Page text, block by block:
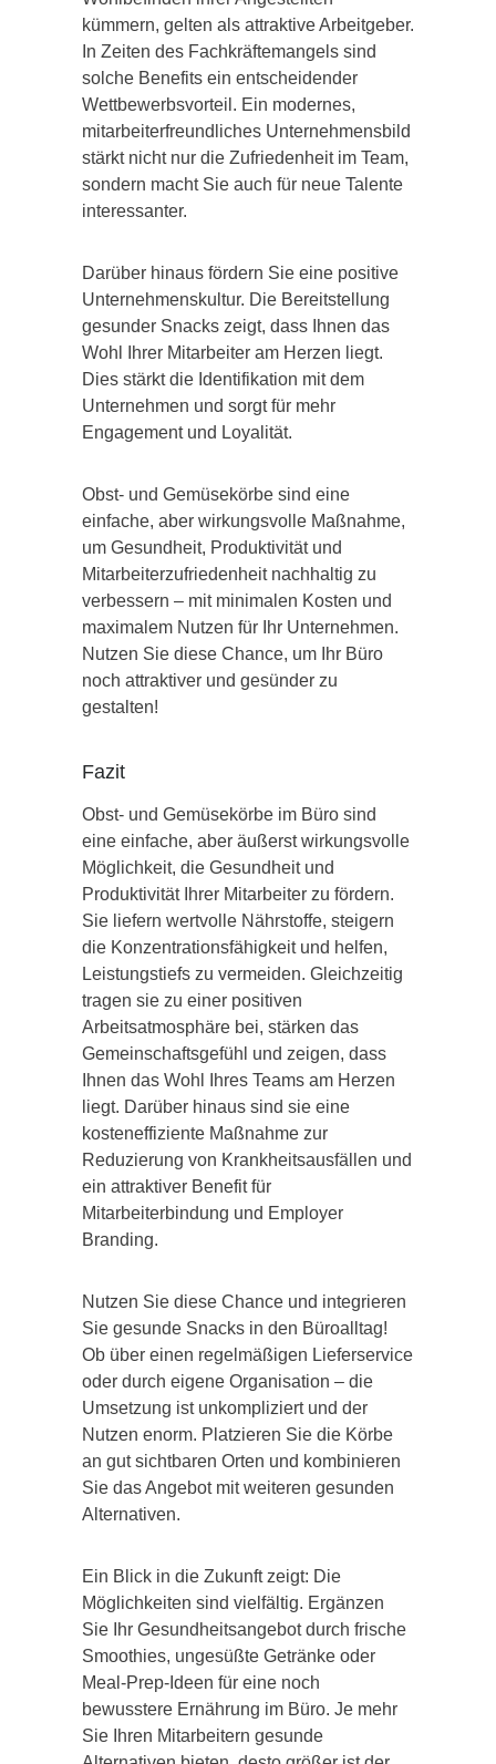
kümmern, gelten als attraktive Arbeitgeber.
In Zeiten des Fachkräftemangels sind
solche Benefits ein entscheidender
Wettbewerbsvorteil. Ein modernes,
mitarbeiterfreundliches Unternehmensbild
stärkt nicht nur die Zufriedenheit im Team,
sondern macht Sie auch für neue Talente
interessanter.
Darüber hinaus fördern Sie eine positive
Unternehmenskultur. Die Bereitstellung
gesunder Snacks zeigt, dass Ihnen das
Wohl Ihrer Mitarbeiter am Herzen liegt.
Dies stärkt die Identifikation mit dem
Unternehmen und sorgt für mehr
Engagement und Loyalität.
Obst- und Gemüsekörbe sind eine
einfache, aber wirkungsvolle Maßnahme,
um Gesundheit, Produktivität und
Mitarbeiterzufriedenheit nachhaltig zu
verbessern – mit minimalen Kosten und
maximalem Nutzen für Ihr Unternehmen.
Nutzen Sie diese Chance, um Ihr Büro
noch attraktiver und gesünder zu
gestalten!
Fazit
Obst- und Gemüsekörbe im Büro sind
eine einfache, aber äußerst wirkungsvolle
Möglichkeit, die Gesundheit und
Produktivität Ihrer Mitarbeiter zu fördern.
Sie liefern wertvolle Nährstoffe, steigern
die Konzentrationsfähigkeit und helfen,
Leistungstiefs zu vermeiden. Gleichzeitig
tragen sie zu einer positiven
Arbeitsatmosphäre bei, stärken das
Gemeinschaftsgefühl und zeigen, dass
Ihnen das Wohl Ihres Teams am Herzen
liegt. Darüber hinaus sind sie eine
kosteneffiziente Maßnahme zur
Reduzierung von Krankheitsausfällen und
ein attraktiver Benefit für
Mitarbeiterbindung und Employer
Branding.
Nutzen Sie diese Chance und integrieren
Sie gesunde Snacks in den Büroalltag!
Ob über einen regelmäßigen Lieferservice
oder durch eigene Organisation – die
Umsetzung ist unkompliziert und der
Nutzen enorm. Platzieren Sie die Körbe
an gut sichtbaren Orten und kombinieren
Sie das Angebot mit weiteren gesunden
Alternativen.
Ein Blick in die Zukunft zeigt: Die
Möglichkeiten sind vielfältig. Ergänzen
Sie Ihr Gesundheitsangebot durch frische
Smoothies, ungesüßte Getränke oder
Meal-Prep-Ideen für eine noch
bewusstere Ernährung im Büro. Je mehr
Sie Ihren Mitarbeitern gesunde